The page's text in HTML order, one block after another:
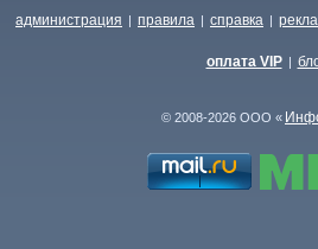
администрация | правила | справка |
оплата VIP |
© 2008-2026 ООО «